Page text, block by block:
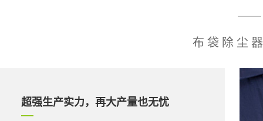
布袋除尘
超强生产实力，再大产量也无忧